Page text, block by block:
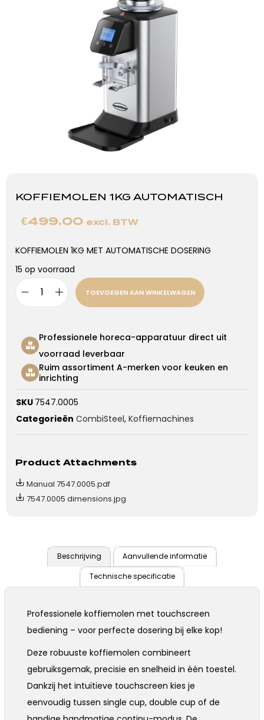
KOFFIEMOLEN 1KG AUTOMATISCH
€499.00 excl. BTW
KOFFIEMOLEN 1KG MET AUTOMATISCHE DOSERING
15 op voorraad
TOEVOEGEN AAN WINKELWAGEN
Professionele horeca-apparatuur direct uit
voorraad leverbaar
Ruim assortiment A-merken voor keuken en
inrichting
SKU 7547.0005
Categorieën CombiSteel, Koffiemachines
Product Attachments
Manual 7547.0005.pdf
7547.0005 dimensions.jpg
Beschrijving Aanvullende informatie
Technische specificatie
Professionele koffiemolen met touchscreen
bediening – voor perfecte dosering bij elke kop!
Deze robuuste koffiemolen combineert
gebruiksgemak, precisie en snelheid in één toestel.
Dankzij het intuïtieve touchscreen kies je
eenvoudig tussen single cup, double cup of de